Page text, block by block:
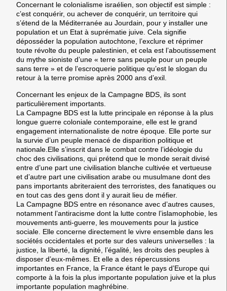
Concernant le colonialisme israélien, son objectif est simple :
c’est conquérir, ou achever de conquérir, un territoire qui
s’étend de la Méditerranée au Jourdain, pour y installer une
population et un Etat à suprématie juive. Cela signifie
déposséder la population autochtone, l’exclure et réprimer
toute révolte du peuple palestinien, et cela est l’aboutissement
du mythe sioniste d’une « terre sans peuple pour un peuple
sans terre » et de l’escroquerie politique qu’est le slogan du
retour à la terre promise après 2000 ans d’exil.
Concernant les enjeux de la Campagne BDS, ils sont
particulièrement importants.
La Campagne BDS est la lutte principale en réponse à la plus
longue guerre coloniale contemporaine, elle est le grand
engagement internationaliste de notre époque. Elle porte sur
la survie d’un peuple menacé de disparition politique et
nationale.Elle s’inscrit dans le combat contre l’idéologie du
choc des civilisations, qui prétend que le monde serait divisé
entre d’une part une civilisation blanche cultivée et vertueuse
et d’autre part une civilisation arabe ou musulmane dont des
pans importants abriteraient des terroristes, des fanatiques ou
en tout cas des gens dont il y aurait lieu de méfier.
La Campagne BDS entre en résonance avec d’autres causes,
notamment l’antiracisme dont la lutte contre l’islamophobie, les
mouvements anti-guerre, les mouvements pour la justice
sociale. Elle concerne directement le vivre ensemble dans les
sociétés occidentales et porte sur des valeurs universelles : la
justice, la liberté, la dignité, l’égalité, les droits des peuples à
disposer d’eux-mêmes. Et elle a des répercussions
importantes en France, la France étant le pays d’Europe qui
comporte à la fois la plus importante population juive et la plus
importante population maghrébine.